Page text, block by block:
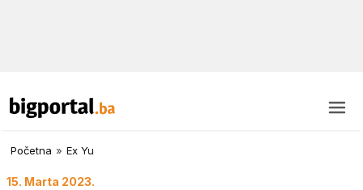
Početna » Ex Yu
15. Marta 2023.